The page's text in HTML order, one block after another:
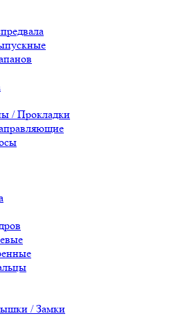
/ Прокладки
/ Замки